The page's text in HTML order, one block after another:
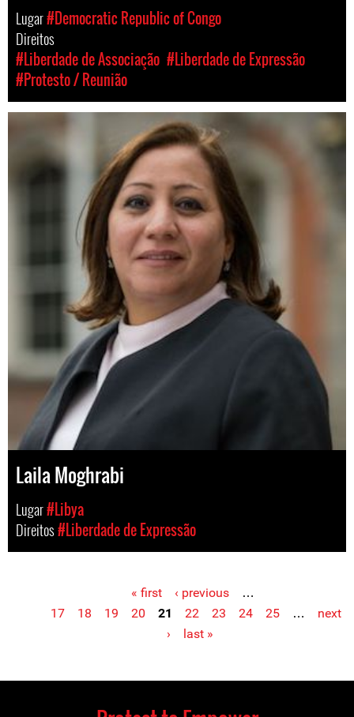
Lugar#Democratic Republic of Congo
Direitos
#Liberdade de Associação #Liberdade de Expressão
#Protesto / Reunião
Laila Moghrabi
Lugar#Libya
Direitos#Liberdade de Expressão
« first ‹ previous
…
17
18 19 20 21 22 23 24 25 …
next
›
last »